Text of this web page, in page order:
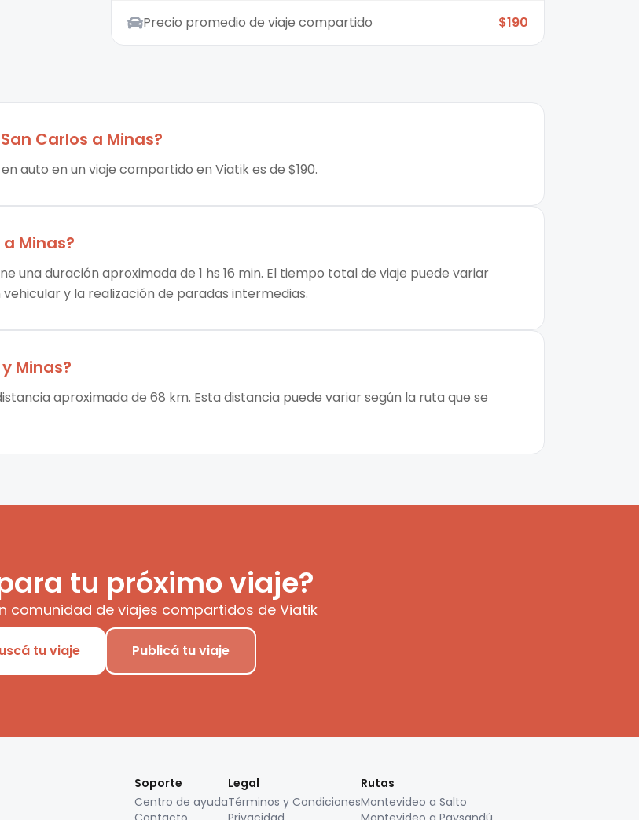
Precio promedio de viaje compartido $190
San Carlos a Minas?
auto en un viaje compartido en Viatik es de $190.
a Minas?
una duración aproximada de 1 hs 16 min. El tiempo total de viaje puede variar
y la realización de paradas intermedias.
y Minas?
aproximada de 68 km. Esta distancia puede variar según la ruta que se
tu próximo viaje?
comunidad de viajes compartidos de Viatik
tu viaje Publicá tu viaje
Soporte
Centro de ayuda
Legal
Términos y Condiciones
Rutas
Montevideo a Salto